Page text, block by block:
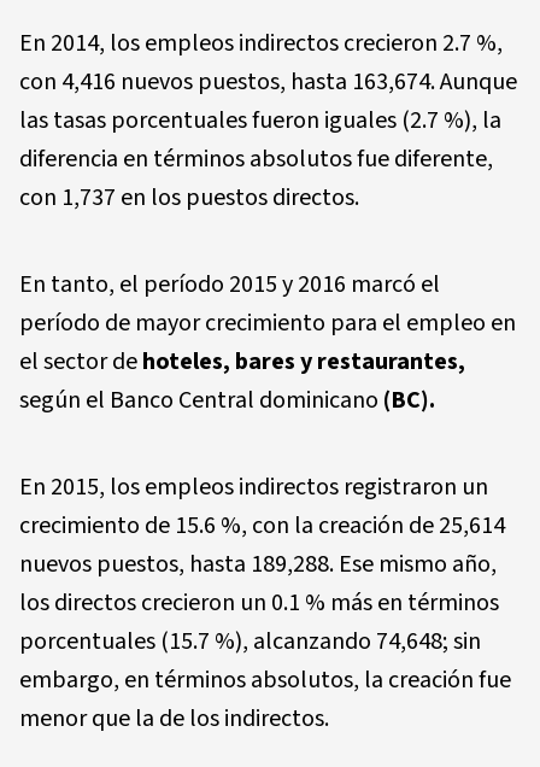
En 2014, los empleos indirectos crecieron 2.7 %,
con 4,416 nuevos puestos, hasta 163,674. Aunque
las tasas porcentuales fueron iguales (2.7 %), la
diferencia en términos absolutos fue diferente,
con 1,737 en los puestos directos.
En tanto, el período 2015 y 2016 marcó el
período de mayor crecimiento para el empleo en
el sector dehoteles, bares y restaurantes,
según el Banco Central dominicano (BC).
En 2015, los empleos indirectos registraron un
crecimiento de 15.6 %, con la creación de 25,614
nuevos puestos, hasta 189,288. Ese mismo año,
los directos crecieron un 0.1 % más en términos
porcentuales (15.7 %), alcanzando 74,648; sin
embargo, en términos absolutos, la creación fue
menor que la de los indirectos.